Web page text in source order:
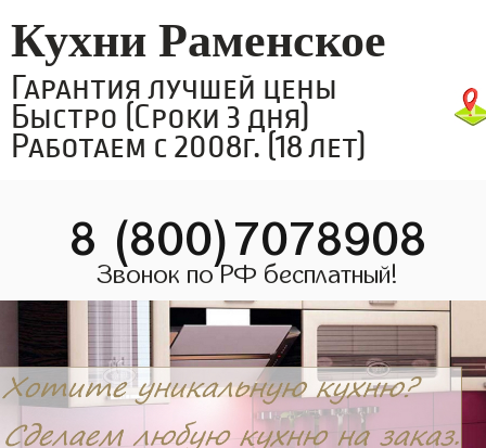
Кухни Раменское
Гарантия лучшей цены
Быстро (Сроки 3 дня)
Работаем с 2008г. (18 лет)
8 (800)7078908
Звонок по РФ бесплатный!